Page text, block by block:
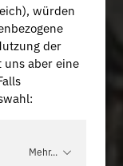
würden
der
aber eine
Mehr...